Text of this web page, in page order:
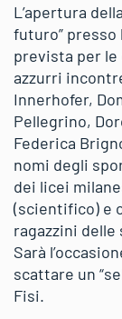
L’apertura
futuro” presso
prevista per le
azzurri
Innerhofer,
Pellegrino,
Federica
nomi degli
dei licei
(scientifico) e
ragazzini delle
Sarà
scattare un
Fisi.